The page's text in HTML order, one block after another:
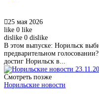
25 мая 2026
like 0 like
dislike 0 dislike
В этом выпуске: Норильск
предварительном
достиг Норильск в...
Смотреть позже
Норильские новости